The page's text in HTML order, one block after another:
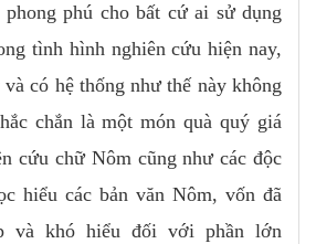
phú cho bất cứ ai sử dụng
tình hình nghiên cứu hiện nay,
có hệ thống như thế này không
chắn là một món quà quý giá
cứu chữ Nôm cũng như các độc
hiểu các bản văn Nôm, vốn đã
và khó hiểu đối với phần lớn